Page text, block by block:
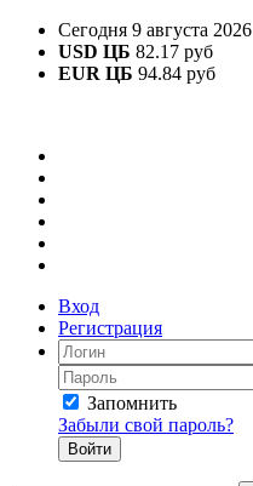
Сегодня 9 августа 2026
USD ЦБ 82.17 руб
EUR ЦБ 94.84 руб
Вход
Регистрация
Запомнить
Забыли свой пароль?